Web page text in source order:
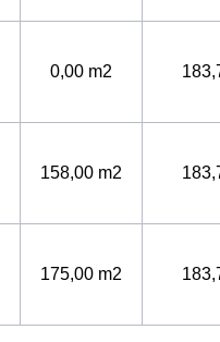
0,00 m2
158,00 m2
175,00 m2